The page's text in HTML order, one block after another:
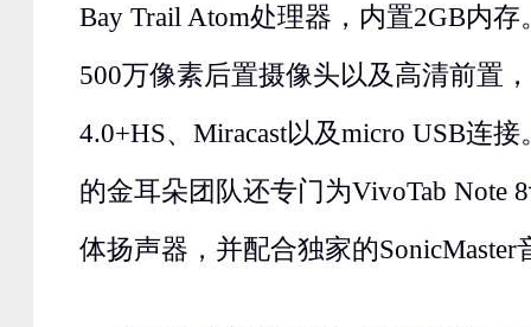
Bay Trail Atom处理器，内置2GB内
500万像素后置摄像头以及高清前置
4.0+HS、Miracast以及micro USB连
的金耳朵团队还专门为VivoTab Note
体扬声器，并配合独家的SonicMaster